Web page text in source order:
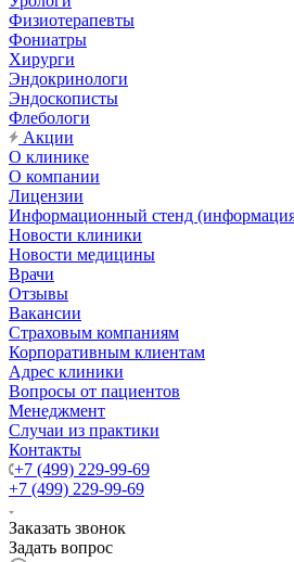
Физиотерапевты
Фониатры
Хирурги
Эндокринологи
Эндоскописты
Флебологи
Акции
О клинике
О компании
Лицензии
Информационный стенд
Новости клиники
Новости медицины
Врачи
Отзывы
Вакансии
Страховым компаниям
Корпоративным клиентам
Адрес клиники
Вопросы от пациентов
Менеджмент
Случаи из практики
Контакты
+7 (499) 229-99-69
+7 (499) 229-99-69
Заказать звонок
Задать вопрос